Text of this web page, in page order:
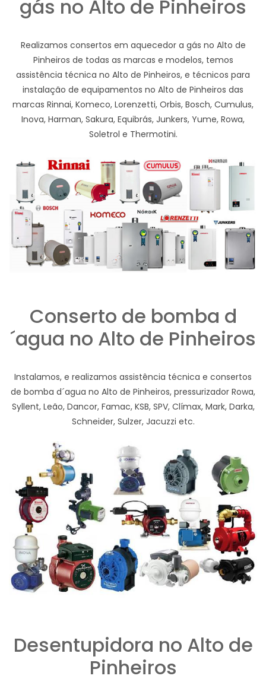
gás no Alto de Pinheiros
Realizamos consertos em aquecedor a gás no Alto de
Pinheiros de todas as marcas e modelos, temos
assistência técnica no Alto de Pinheiros, e técnicos para
instalação de equipamentos no Alto de Pinheiros das
marcas Rinnai, Komeco, Lorenzetti, Orbis, Bosch, Cumulus,
Inova, Harman, Sakura, Equibrás, Junkers, Yume, Rowa,
Soletrol e Thermotini.
Conserto de bomba d
´agua no Alto de Pinheiros
Instalamos, e realizamos assistência técnica e consertos
de bomba d´agua no Alto de Pinheiros, pressurizador Rowa,
Syllent, Leão, Dancor, Famac, KSB, SPV, Clímax, Mark, Darka,
Schneider, Sulzer, Jacuzzi etc.
Desentupidora no Alto de
Pinheiros